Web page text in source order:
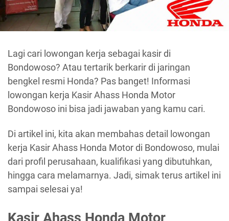
Lagi cari lowongan kerja sebagai kasir di
Bondowoso? Atau tertarik berkarir di jaringan
bengkel resmi Honda? Pas banget! Informasi
lowongan kerja Kasir Ahass Honda Motor
Bondowoso ini bisa jadi jawaban yang kamu cari.
Di artikel ini, kita akan membahas detail lowongan
kerja Kasir Ahass Honda Motor di Bondowoso, mulai
dari profil perusahaan, kualifikasi yang dibutuhkan,
hingga cara melamarnya. Jadi, simak terus artikel ini
sampai selesai ya!